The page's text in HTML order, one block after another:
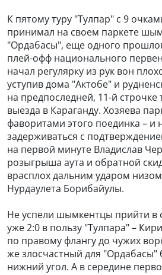
К пятому туру "Тулпар" с 9
принимал на своем паркете
"Ордабасы", еще одного
плей-офф национального
начал регулярку из рук вон
уступив дома "Актобе" и
на предпоследней, 11-й
выезда в Караганду. Хозяева
фаворитами этого поединка – и
задерживаться с
на первой минуте Владислав
розыгрыша аута и обратной
врасплох дальним ударом
Нурдаулета Борибайулы.
Не успели шымкентцы прийти в
уже 2:0 в пользу "Тулпара" –
по правому флангу до чужих
же злосчастный для "Ордабасы"
нижний угол. А в середине